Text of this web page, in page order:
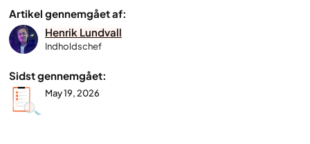
Artikel gennemgået af:
Henrik Lundvall
Indholdschef
Sidst gennemgået:
May 19, 2026